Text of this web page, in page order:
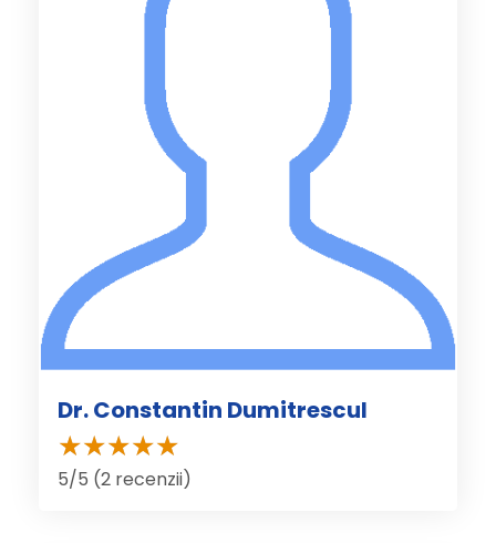
Dr. Constantin Dumitrescul
5/5 (2 recenzii)